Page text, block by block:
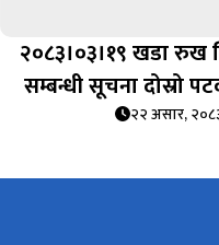
२०८३।०३।१९ खडा रुख
सम्बन्धी सूचना दोस्रो
२२ असार,